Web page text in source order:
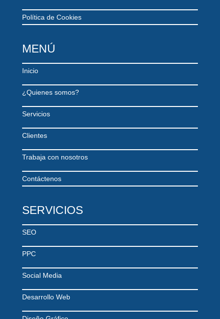
Política de Cookies
MENÚ
Inicio
¿Quienes somos?
Servicios
Clientes
Trabaja con nosotros
Contáctenos
SERVICIOS
SEO
PPC
Social Media
Desarrollo Web